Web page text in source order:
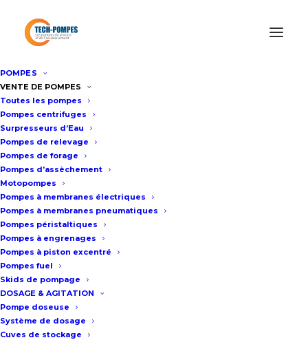
POMPES
VENTE DE POMPES
Toutes les pompes
Pompes centrifuges
Surpresseurs d’Eau
Pompes de relevage
Pompes de forage
Pompes d’assèchement
Motopompes
Pompes à membranes électriques
Pompes à membranes pneumatiques
Pompes péristaltiques
Pompes à engrenages
Pompes à piston excentré
Pompes fuel
Skids de pompage
DOSAGE & AGITATION
Pompe doseuse
Système de dosage
Cuves de stockage
Accueil /Pompes centrifuges
Pompe multicellulaire verticale EBARA EVMS
Pompe multicellulaire verticale
EBARA EVMS
Fiche technique
Performances hydrauliques de la
pompe multicellulaire
Débit : jusqu’à 90 m³/h
Hauteur manométrique : jusqu’à